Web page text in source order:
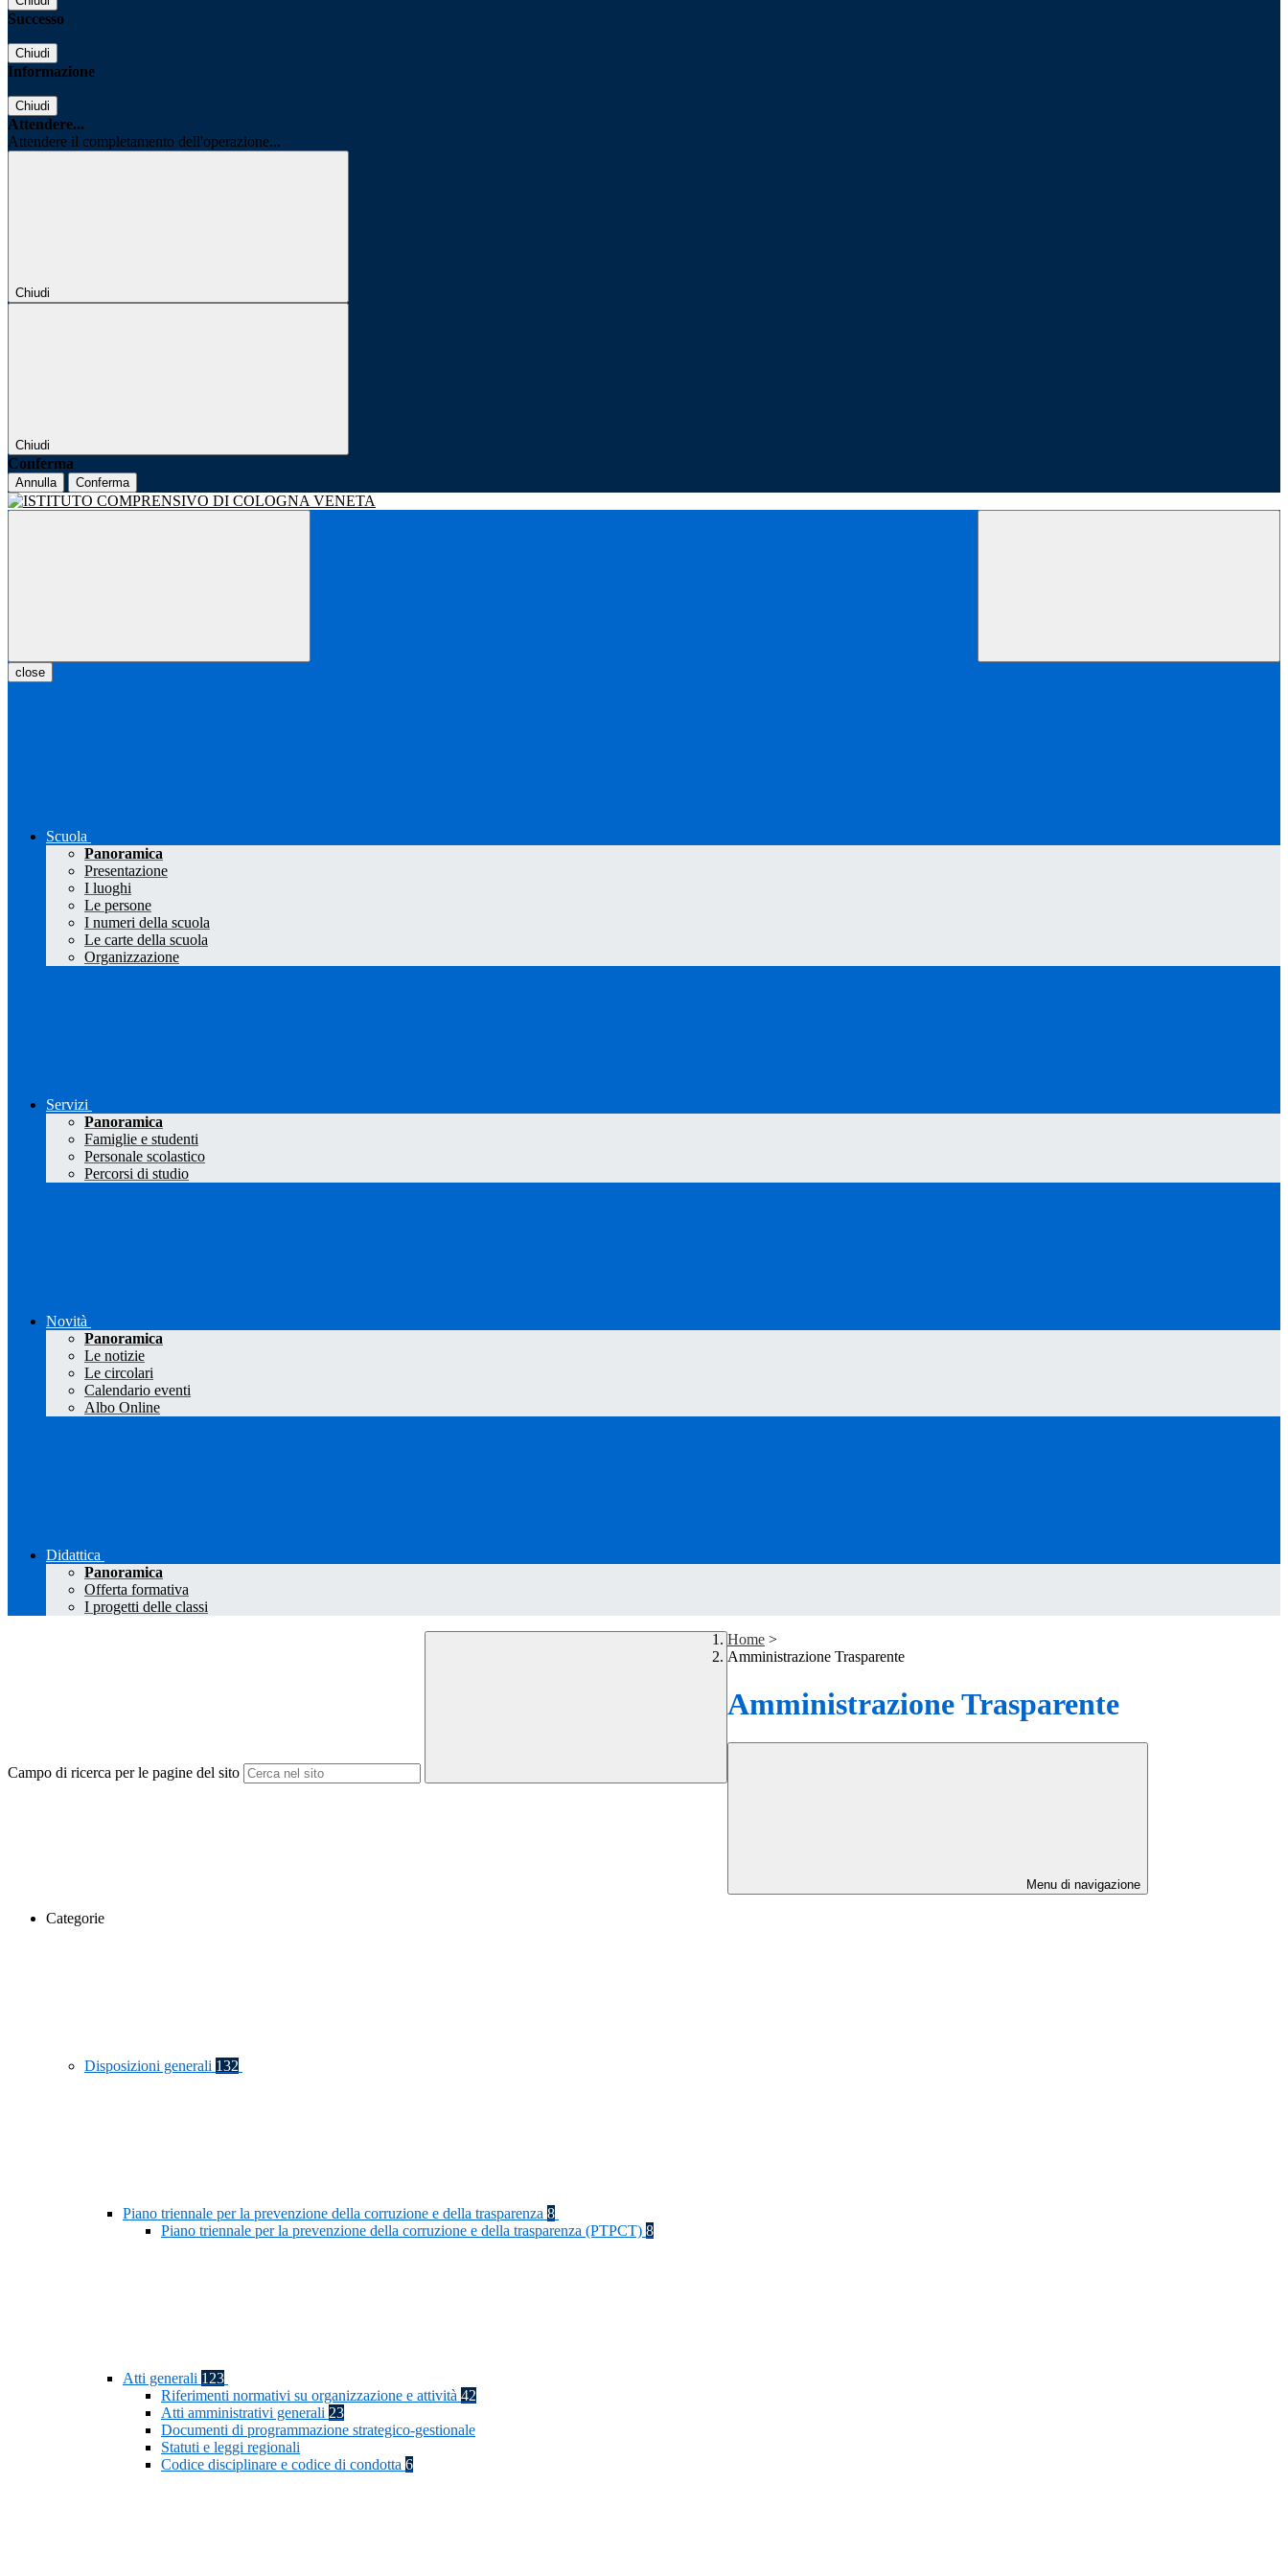
Successo
Chiudi
Informazione
Chiudi
Attendere...
Attendere il completamento dell'operazione...
Chiudi
Chiudi
Conferma
Annulla Conferma
close
Scuola
Panoramica
Presentazione
I luoghi
Le persone
I numeri della scuola
Le carte della scuola
Organizzazione
Servizi
Panoramica
Famiglie e studenti
Personale scolastico
Percorsi di studio
Novità
Panoramica
Le notizie
Le circolari
Calendario eventi
Albo Online
Didattica
Panoramica
Offerta formativa
I progetti delle classi
Campo di ricerca per le pagine del sito
Home >
Amministrazione Trasparente
Amministrazione Trasparente
Menu di navigazione
Categorie
Disposizioni generali 132
Piano triennale per la prevenzione della corruzione e della trasparenza 8
Piano triennale per la prevenzione della corruzione e della trasparenza (PTPCT) 8
Atti generali 123
Riferimenti normativi su organizzazione e attività 42
Atti amministrativi generali 23
Documenti di programmazione strategico-gestionale
Statuti e leggi regionali
Codice disciplinare e codice di condotta 6